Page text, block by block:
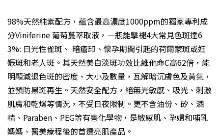
98%天然純素配方，蘊含最高濃度1000ppm的獨家專利成
分Viniferine 葡萄蔓萃取液，一瓶能擊褪4大常見色斑達6
3%: 日光性雀斑、 暗瘡印、懷孕期間引起的荷爾蒙斑或妊
娠斑和老人斑。其天然美白淡斑功效比維他命C高62倍，能
明顯減退色斑的密度、大小及數量，瓦解暗沉膚色及黃氣，
並預防黑斑再生。天然安全配方，絕無光敏感、吸光、刺激
肌膚和乾燥等情況，不受日夜限制。更不含油份、矽、酒
精、Paraben、PEG等有害化學物，是敏感肌、孕婦和哺乳
媽媽、醫美療程後的首選亮肌產品。